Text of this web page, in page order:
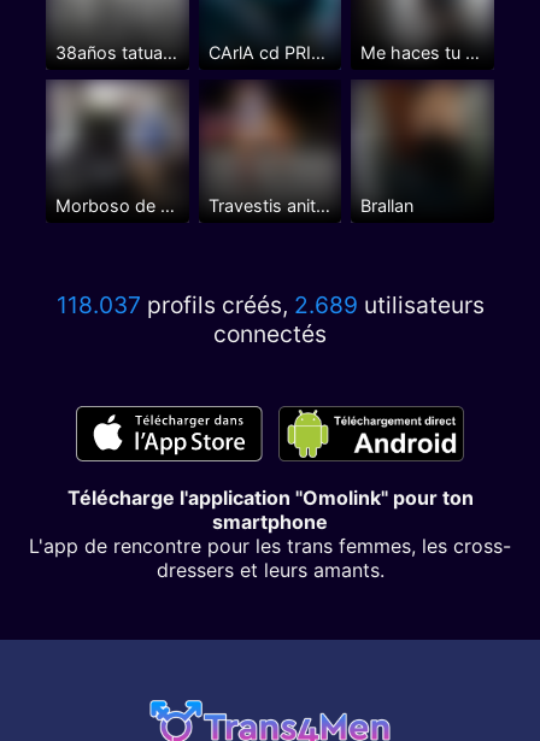
38años tatuado atletico ... CArlA cd PRINCIPIANTE . Me haces tu putita?
Morboso de mente abierta y divertido Travestis anita brasileña en Madrid centro. Brallan
118.037 profils créés, 2.689 utilisateurs
connectés
Télécharge l'application "Omolink" pour ton
smartphone
L'app de rencontre pour les trans femmes, les cross-
dressers et leurs amants.